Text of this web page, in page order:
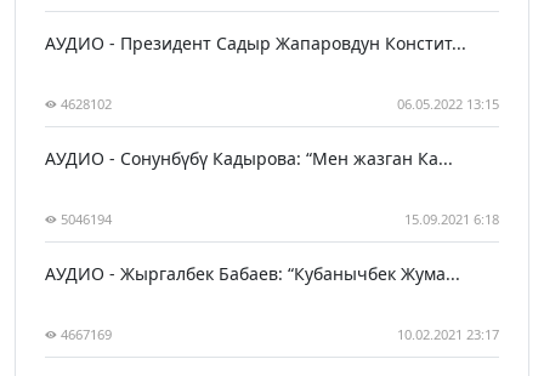
АУДИО - Президент Садыр Жапаровдун Констит...
4628102 06.05.2022 13:15
АУДИО - Сонунбүбү Кадырова: “Мен жазган Ка...
5046194 15.09.2021 6:18
АУДИО - Жыргалбек Бабаев: “Кубанычбек Жума...
4667169 10.02.2021 23:17